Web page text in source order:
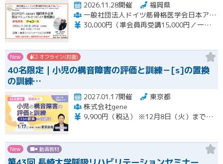
2026.11.28開催
福岡県
一般社団法人ドイツ筋骨格医学会日本アカデミー（DGMSM-JAPAN）福岡博多会場
30,000円（準会員再受講15,000円／一般会員13,000円）
New オフライン(対面)
40名限定｜小児の構音障害の評価と訓練－[s]の置換
の訓練…
2027.01.17開催
東京都
株式会社gene
9,900円（税込） ※12月8日（火）までの限定価格※ 12月9日（水）以降のお申込みは13,200円（税込）となります。 当日会場にてお支払いください（現金のみ） 【キャンセルについて】 1月11日（月）午前8時以降のキャンセルは、キャンセル料（セミナー受講料全額）が発生いたします。
New 動画教材